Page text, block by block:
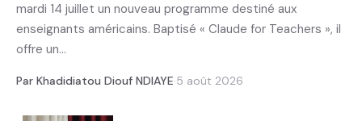
mardi 14 juillet un nouveau programme destiné aux
enseignants américains. Baptisé « Claude for Teachers », il
offre un…
Par Khadidiatou Diouf NDIAYE·5 août 2026